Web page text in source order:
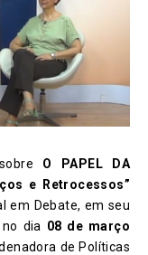
O PAPEL DA
e Retrocessos”
em Debate, em seu
dia 08 de março
de Políticas